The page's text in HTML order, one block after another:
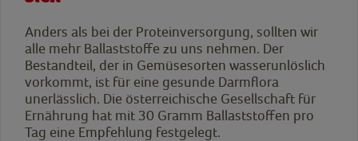
Anders als bei der Proteinversorgung, sollten wir
alle mehr Ballaststoffe zu uns nehmen. Der
Bestandteil, der in Gemüsesorten wasserunlöslich
vorkommt, ist für eine gesunde Darmflora
unerlässlich. Die österreichische Gesellschaft für
Ernährung hat mit 30 Gramm Ballaststoffen pro
Tag eine Empfehlung festgelegt.